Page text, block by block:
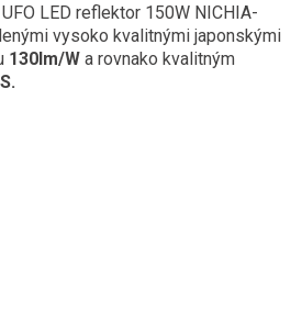
LED reflektor 150W NICHIA-
vysoko kvalitnými japonskými
130lm/W a rovnako kvalitným